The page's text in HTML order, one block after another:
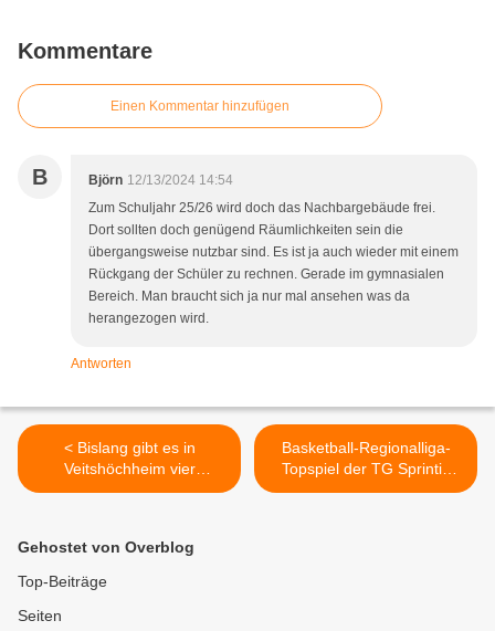
Kommentare
Einen Kommentar hinzufügen
B Björn 12/13/2024 14:54
Zum Schuljahr 25/26 wird doch das Nachbargebäude frei.
Dort sollten doch genügend Räumlichkeiten sein die
übergangsweise nutzbar sind. Es ist ja auch wieder mit einem
Rückgang der Schüler zu rechnen. Gerade im gymnasialen
Bereich. Man braucht sich ja nur mal ansehen was da
herangezogen wird.
Antworten
< Bislang gibt es in
Veitshöchheim vier
dezentrale
Umnutzung von
Wohnhäusern zu
Basketball-Regionalliga-
Topspiel der TG Sprintis
Veitshöchheim am
Gehostet von Overblog
Top-Beiträge
Seiten